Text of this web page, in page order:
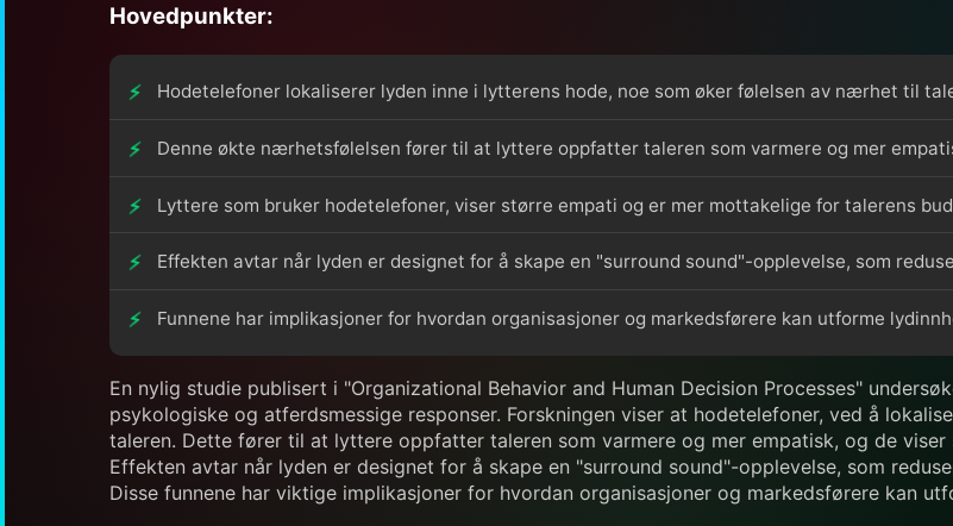
Hovedpunkter:
Hodetelefoner lokaliserer lyden inne i lytterens hode, noe som øker følelsen av nærhet til
Denne økte nærhetsfølelsen fører til at lyttere oppfatter taleren som varmere og mer
Lyttere som bruker hodetelefoner, viser større empati og er mer mottakelige for talerens
Effekten avtar når lyden er designet for å skape en "surround sound"-opplevelse, som
Funnene har implikasjoner for hvordan organisasjoner og markedsførere kan utforme
En nylig studie publisert i "Organizational Behavior and Human Decision Processes"
psykologiske og atferdsmessige responser. Forskningen viser at hodetelefoner, ved å
taleren. Dette fører til at lyttere oppfatter taleren som varmere og mer empatisk, og de
Effekten avtar når lyden er designet for å skape en "surround sound"-opplevelse, som
Disse funnene har viktige implikasjoner for hvordan organisasjoner og markedsførere kan